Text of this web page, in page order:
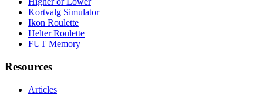
Kortvalg Simulator
Ikon Roulette
Helter Roulette
FUT Memory
Resources
Articles